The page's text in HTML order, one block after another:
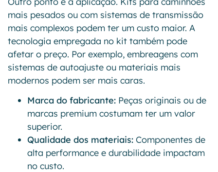
mais pesados ou com sistemas de transmissão
mais complexos podem ter um custo maior. A
tecnologia empregada no kit também pode
afetar o preço. Por exemplo, embreagens com
sistemas de autoajuste ou materiais mais
modernos podem ser mais caras.
Marca do fabricante: Peças originais ou de
marcas premium costumam ter um valor
superior.
Qualidade dos materiais: Componentes de
alta performance e durabilidade impactam
no custo.